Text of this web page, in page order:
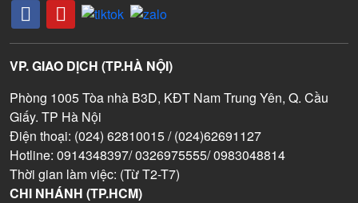
VP. GIAO DỊCH (TP.HÀ NỘI)
Phòng 1005 Tòa nhà B3D, KĐT Nam Trung Yên, Q. Cầu
Giấy. TP Hà Nội
Điện thoại: (024) 62810015 / (024)62691127
Hotline: 0914348397/ 0326975555/ 0983048814
Thời gian làm việc: (Từ T2-T7)
CHI NHÁNH (TP.HCM)